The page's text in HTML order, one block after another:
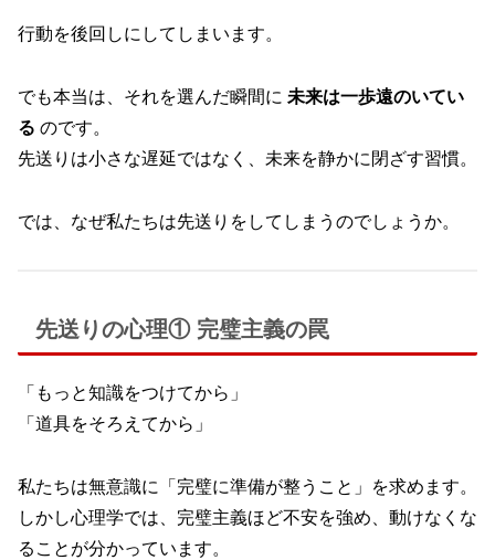
行動を後回しにしてしまいます。
でも本当は、それを選んだ瞬間に 未来は一歩遠のいてい
る のです。
先送りは小さな遅延ではなく、未来を静かに閉ざす習慣。
では、なぜ私たちは先送りをしてしまうのでしょうか。
先送りの心理① 完璧主義の罠
「もっと知識をつけてから」
「道具をそろえてから」
私たちは無意識に「完璧に準備が整うこと」を求めます。
しかし心理学では、完璧主義ほど不安を強め、動けなくな
ることが分かっています。